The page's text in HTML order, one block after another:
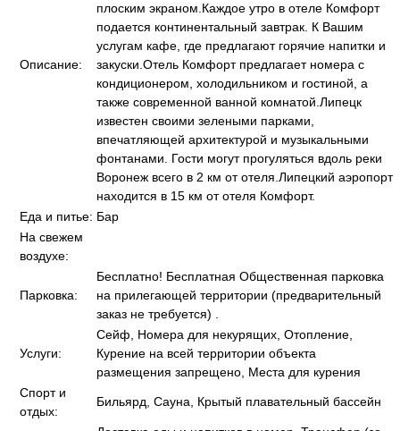
Описание:
плоским экраном.Каждое утро в отеле Комфорт
подается континентальный завтрак. К Вашим
услугам кафе, где предлагают горячие напитки и
закуски.Отель Комфорт предлагает номера с
кондиционером, холодильником и гостиной, а
также современной ванной комнатой.Липецк
известен своими зелеными парками,
впечатляющей архитектурой и музыкальными
фонтанами. Гости могут прогуляться вдоль реки
Воронеж всего в 2 км от отеля.Липецкий аэропорт
находится в 15 км от отеля Комфорт.
Еда и питье: Бар
На свежем
воздухе:
Парковка:
Бесплатно! Бесплатная Общественная парковка
на прилегающей территории (предварительный
заказ не требуется) .
Услуги:
Сейф, Номера для некурящих, Отопление,
Курение на всей территории объекта
размещения запрещено, Места для курения
Спорт и
отдых:
Бильярд, Сауна, Крытый плавательный бассейн